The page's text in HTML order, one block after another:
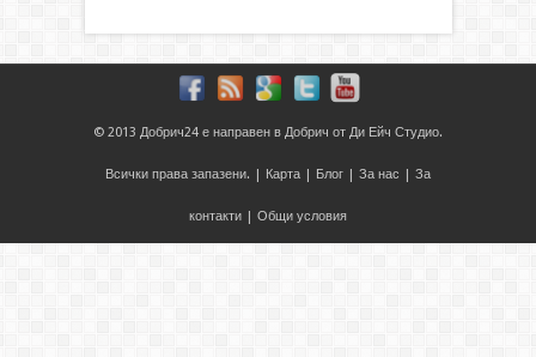
© 2013 Добрич24 е направен в Добрич от Ди Ейч Студио.
Всички права запазени. | Карта | Блог | За нас | За
контакти | Общи условия